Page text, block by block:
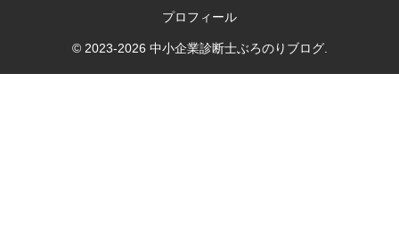
プロフィール
© 2023-2026 中小企業診断士ぶろのりブログ.